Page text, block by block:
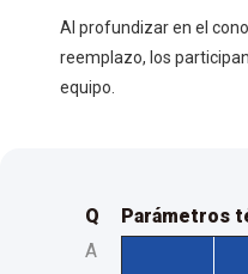
Al profundizar en el
reemplazo, los
equipo.
Q
Parámetros
A